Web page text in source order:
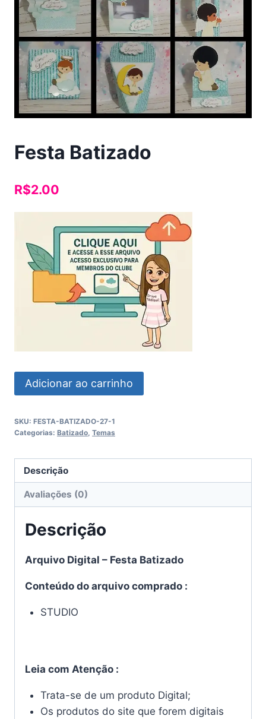
Festa Batizado
R$2.00
Festa
Batizado
Adicionar ao carrinho
SKU: FESTA-BATIZADO-27-1
Categorias: Batizado, Temas
Descrição
Avaliações (0)
Descrição
Arquivo Digital – Festa Batizado
Conteúdo do arquivo comprado :
STUDIO
Leia com Atenção :
Trata-se de um produto Digital;
Os produtos do site que forem digitais